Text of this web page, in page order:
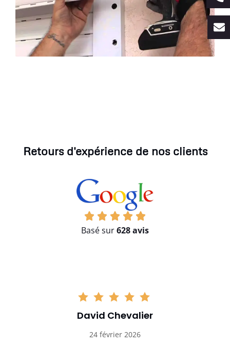
Retours d'expérience de nos clients
Basé sur628 avis
David Chevalier
24 février 2026